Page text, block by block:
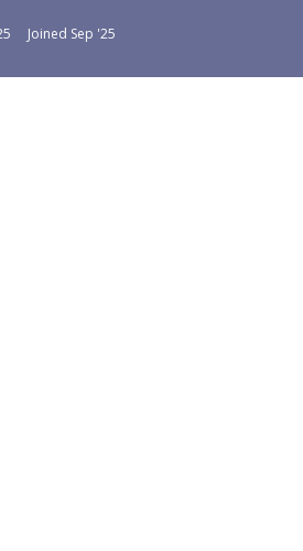
Joined Sep '25